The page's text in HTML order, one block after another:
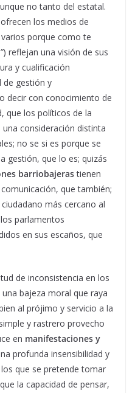
no tanto del estatal.
los medios de
porque como te
) reflejan una visión de sus
y cualificación
de gestión y
decir con conocimiento de
que los políticos de la
consideración distinta
no se si es porque se
gestión, que lo es; quizás
barriobajerastienen
que también;
más cercano al
parlamentos
en sus escaños, que
de inconsistencia en los
bajeza moral que raya
al prójimo y servicio a la
y rastrero provecho
en manifestaciones y
profunda insensibilidad y
que se pretende tomar
la capacidad de pensar,